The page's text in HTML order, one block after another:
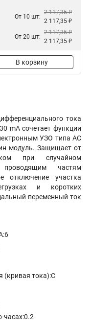
От 10 шт:
2 117,35 ₽
2 117,35 ₽
От 20 шт:
2 117,35 ₽
2 117,35 ₽
В корзину
тока
mA сочетает функции
УЗО типа AC
модуль. Защищает от
при случайном
частям
отключение участка
и коротких
переменный ток
(кривая тока):C
часах:0.2